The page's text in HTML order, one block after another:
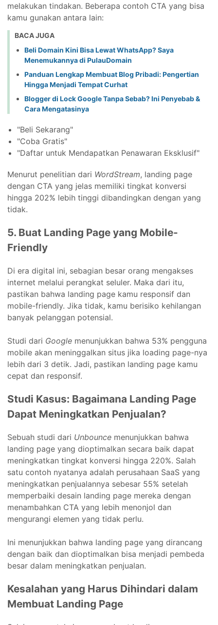
melakukan tindakan. Beberapa contoh CTA yang bisa
kamu gunakan antara lain:
BACA JUGA
Beli Domain Kini Bisa Lewat WhatsApp? Saya
Menemukannya di PulauDomain
Panduan Lengkap Membuat Blog Pribadi: Pengertian
Hingga Menjadi Tempat Curhat
Blogger di Lock Google Tanpa Sebab? Ini Penyebab &
Cara Mengatasinya
"Beli Sekarang"
"Coba Gratis"
"Daftar untuk Mendapatkan Penawaran Eksklusif"
Menurut penelitian dari WordStream, landing page
dengan CTA yang jelas memiliki tingkat konversi
hingga 202% lebih tinggi dibandingkan dengan yang
tidak.
5. Buat Landing Page yang Mobile-
Friendly
Di era digital ini, sebagian besar orang mengakses
internet melalui perangkat seluler. Maka dari itu,
pastikan bahwa landing page kamu responsif dan
mobile-friendly. Jika tidak, kamu berisiko kehilangan
banyak pelanggan potensial.
Studi dari Google menunjukkan bahwa 53% pengguna
mobile akan meninggalkan situs jika loading page-nya
lebih dari 3 detik. Jadi, pastikan landing page kamu
cepat dan responsif.
Studi Kasus: Bagaimana Landing Page
Dapat Meningkatkan Penjualan?
Sebuah studi dari Unbounce menunjukkan bahwa
landing page yang dioptimalkan secara baik dapat
meningkatkan tingkat konversi hingga 220%. Salah
satu contoh nyatanya adalah perusahaan SaaS yang
meningkatkan penjualannya sebesar 55% setelah
memperbaiki desain landing page mereka dengan
menambahkan CTA yang lebih menonjol dan
mengurangi elemen yang tidak perlu.
Ini menunjukkan bahwa landing page yang dirancang
dengan baik dan dioptimalkan bisa menjadi pembeda
besar dalam meningkatkan penjualan.
Kesalahan yang Harus Dihindari dalam
Membuat Landing Page